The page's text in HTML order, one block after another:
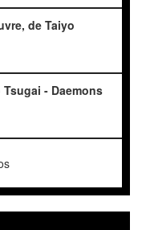
de Taiyo
- Daemons